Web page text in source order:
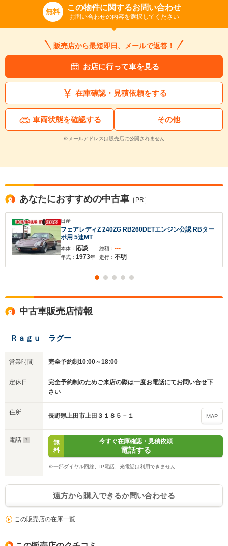
無料 この物件に関するお問い合わせ
お問い合わせの内容を選択してください
販売店から最短即日、メールで返答！
お店に行って車を見る
在庫確認・見積依頼をする
車両状態を確認する その他
※メールアドレスは販売店に公開されません
あなたにおすすめの中古車 ［PR］
日産
フェアレディZ 240ZG RB260DETエンジン公認 RBター
ボ用 5速MT
本体： 応談
年式： 1973年
総額： ---
走行： 不明
中古車販売店情報
Ｒａｇｕ ラグー
営業時間 完全予約制10:00～18:00
定休日
完全予約制のためご来店の際は一度お電話にてお問い合せ下
さい
住所 長野県上田市上田３１８５－１ MAP
電話
無
料
今すぐ在庫確認・見積依頼
電話する
※一部ダイヤル回線、IP電話、光電話は利用できません
遠方から購入できるか問い合わせる
この販売店の在庫一覧
※次回問い合わせをする際に自動入力されます
いいえ はい